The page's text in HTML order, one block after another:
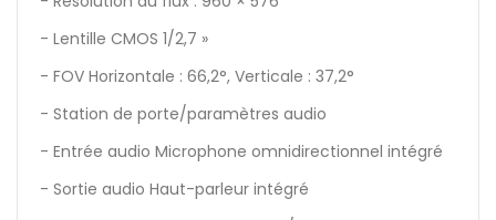
- Lentille CMOS 1/2,7 »
- FOV Horizontale : 66,2°, Verticale : 37,2°
- Station de porte/paramètres audio
- Entrée audio Microphone omnidirectionnel intégré
- Sortie audio Haut-parleur intégré